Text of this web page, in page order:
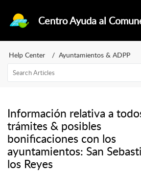
Centro Ayuda al
Help Center Ayuntamientos & ADPP
Información relativa a
trámites & posibles
bonificaciones con los
ayuntamientos: San
los Reyes